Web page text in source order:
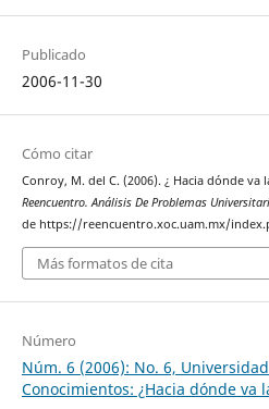
Publicado
2006-11-30
Cómo citar
Conroy, M. del C. (2006). ¿ Hacia dónde
Reencuentro. Análisis De Problemas
de https://reencuentro.xoc.uam.mx/
Más formatos de cita
Número
Núm. 6 (2006): No. 6,
Conocimientos: ¿Hacia dónde va